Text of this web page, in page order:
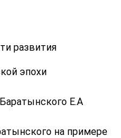
развития
эпохи
Е.А
на примере